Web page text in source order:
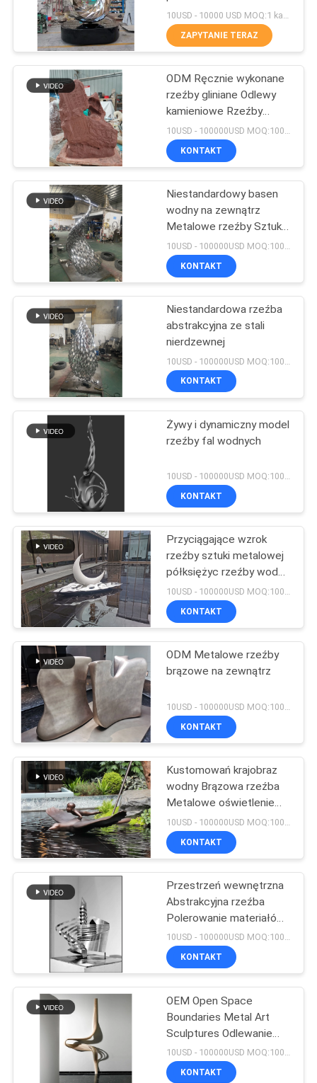
POPROŚ
O
WYCENĘ
SITEMAP
PRIVACY
POLICY
Rzeźba metalowej
fontanny wodnej
15
Duża zewnętrzna
rzeźba metalowa
20
Wisiorek do
dekoracji ścian
12
Rzeźby postaci z
kreskówek
Metalowe rzeźby
zwierząt
21
Odkryty
abstrakcyjna rzeźba
24
Metalowe rzeźby do
wnętrz
wystawowa patio
ozdobiona rzemiosłem
ze stali nierdzewnej
10USD - 10000 USD MOQ:1 kawałek
ZAPYTANIE TERAZ
ODM Ręcznie wykonane
rzeźby gliniane Odlewy
kamieniowe Rzeźby
sztuczne z kamienia
KONTAKT
Niestandardowy basen
wodny na zewnątrz
Metalowe rzeźby Sztuki
Dekoracje
KONTAKT
Niestandardowa rzeźba
abstrakcyjna ze stali
nierdzewnej
KONTAKT
Żywy i dynamiczny model
rzeźby fal wodnych
10USD - 100000USD MOQ:100 sztuk
KONTAKT
Przyciągające wzrok
rzeźby sztuki metalowej
półksiężyc rzeźby wodne
wykonane z materiałów
złożonych
10USD - 100000USD MOQ:100 sztuk
KONTAKT
ODM Metalowe rzeźby
brązowe na zewnątrz
KONTAKT
Kustomowań krajobraz
wodny Brązowa rzeźba
Metalowe oświetlenie
rzeźba
KONTAKT
Przestrzeń wewnętrzna
Abstrakcyjna rzeźba
Polerowanie materiałów
ze stali nierdzewnej
10USD - 100000USD MOQ:100 sztuk
KONTAKT
OEM Open Space
Boundaries Metal Art
Sculptures Odlewanie
500CM
10USD - 100000USD MOQ:100 sztuk
KONTAKT